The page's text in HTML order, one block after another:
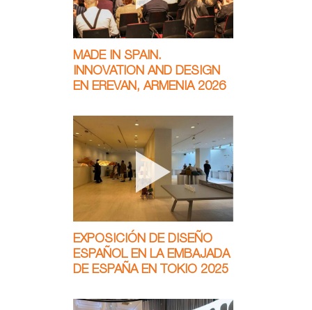
MADE IN SPAIN.
INNOVATION AND DESIGN
EN EREVAN, ARMENIA 2026
EXPOSICIÓN DE DISEÑO
ESPAÑOL EN LA EMBAJADA
DE ESPAÑA EN TOKIO 2025